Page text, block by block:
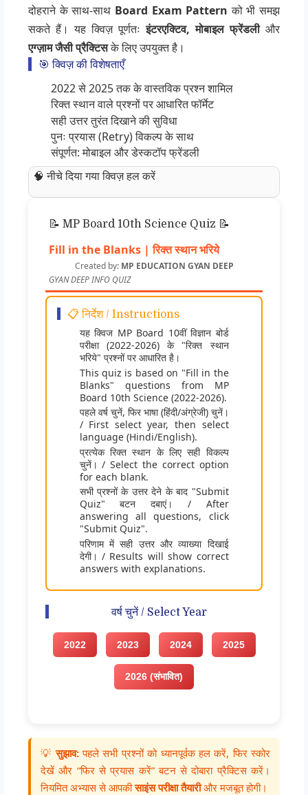
दोहराने के साथ-साथ Board Exam Pattern को भी समझ
सकते हैं। यह क्विज़ पूर्णतःइंटरएक्टिव, मोबाइल फ्रेंडलीऔर
एग्ज़ाम जैसी प्रैक्टिसके लिए उपयुक्त है।
🎯 क्विज़ की विशेषताएँ
2022 से 2025 तक के वास्तविक प्रश्न शामिल
रिक्त स्थान वाले प्रश्नों पर आधारित फॉर्मेट
सही उत्तर तुरंत दिखाने की सुविधा
पुनः प्रयास (Retry) विकल्प के साथ
संपूर्णत: मोबाइल और डेस्कटॉप फ्रेंडली
🧠 नीचे दिया गया क्विज़ हल करें
📝 MP Board 10th Science Quiz 📝
Fill in the Blanks | रिक्त स्थान भरिये
Created by: MP EDUCATION GYAN DEEP
GYAN DEEP INFO QUIZ
📋 निर्देश / Instructions
यह क्विज MP Board 10वीं विज्ञान बोर्ड
परीक्षा (2022-2026) के "रिक्त स्थान
भरिये" प्रश्नों पर आधारित है।
This quiz is based on "Fill in the
Blanks" questions from MP
Board 10th Science (2022-2026).
पहले वर्ष चुनें, फिर भाषा (हिंदी/अंग्रेजी) चुनें।
/ First select year, then select
language (Hindi/English).
प्रत्येक रिक्त स्थान के लिए सही विकल्प
चुनें। / Select the correct option
for each blank.
सभी प्रश्नों के उत्तर देने के बाद "Submit
Quiz" बटन दबाएं। / After
answering all questions, click
"Submit Quiz".
परिणाम में सही उत्तर और व्याख्या दिखाई
देगी। / Results will show correct
answers with explanations.
वर्ष चुनें / Select Year
2022 2023 2024 2025
2026 (संभावित)
💡सुझाव:पहले सभी प्रश्नों को ध्यानपूर्वक हल करें, फिर स्कोर
देखें और “फिर से प्रयास करें” बटन से दोबारा प्रैक्टिस करें।
नियमित अभ्यास से आपकीसाइंस परीक्षा तैयारीऔर मजबूत होगी।